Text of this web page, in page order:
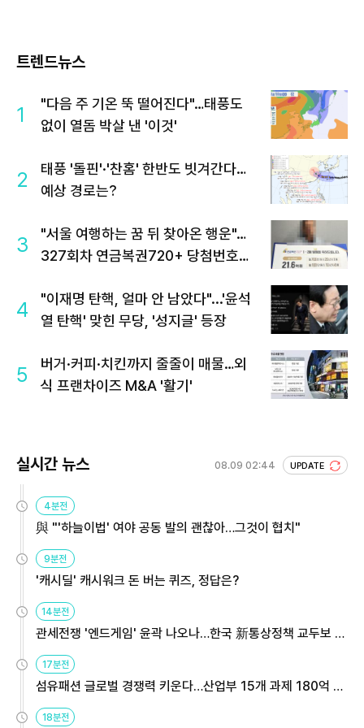
트렌드뉴스
1
"다음 주 기온 뚝 떨어진다"…태풍도
없이 열돔 박살 낸 '이것'
2
태풍 '돌핀'·'찬홈' 한반도 빗겨간다…
예상 경로는?
3
"서울 여행하는 꿈 뒤 찾아온 행운"…
327회차 연금복권720+ 당첨번호조
4
"이재명 탄핵, 얼마 안 남았다"...'윤석
열 탄핵' 맞힌 무당, '성지글' 등장
5
버거·커피·치킨까지 줄줄이 매물…외
식 프랜차이즈 M&A '활기'
실시간 뉴스 08.09 02:44 UPDATE
4분전
與 "'하늘이법' 여야 공동 발의 괜찮아…그것이 협치"
9분전
'캐시딜' 캐시워크 돈 버는 퀴즈, 정답은?
14분전
관세전쟁 '엔드게임' 윤곽 나오나…한국 新통상정책 교두보 활
용해야
17분전
섬유패션 글로벌 경쟁력 키운다…산업부 15개 과제 180억 지
원
18분전